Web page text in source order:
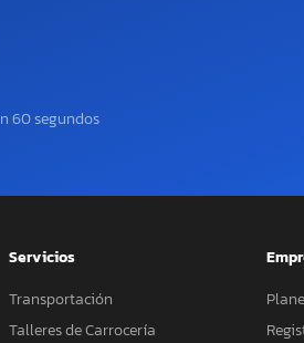
60 segundos
Servicios
Transportación
Talleres de Carrocería